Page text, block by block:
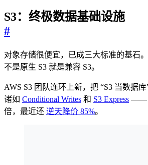
S3：终极数据基础设施
#
对象存储很便宜，已成三大标准的基石
不是原生 S3 就是兼容 S3。
AWS S3 团队连环上新，把 “S3 当数据库
诸如 Conditional Writes 和 S3 Express ——
倍，最近还 逆天降价 85%。